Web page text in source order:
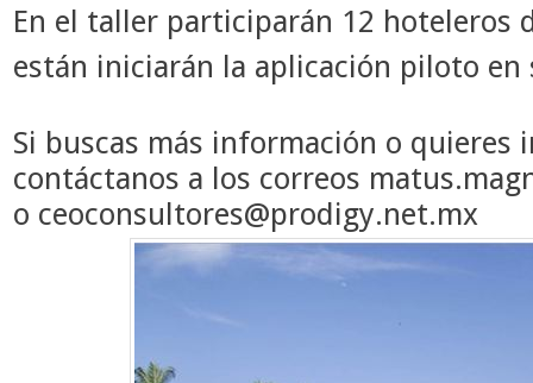
En el taller participarán 12 hoteleros
están iniciarán la aplicación piloto en
Si buscas más información o
contáctanos a los correos
o ceoconsultores@prodigy.net.mx